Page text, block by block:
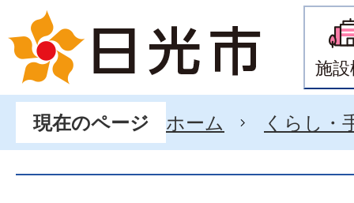
施
現在のページ ホーム くらし・